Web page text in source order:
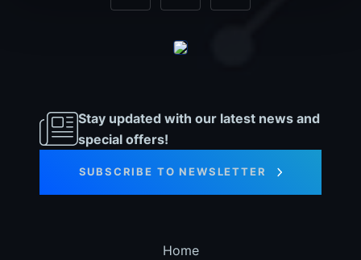
Stay updated with our latest news and
special offers!
SUBSCRIBE TO NEWSLETTER
Home